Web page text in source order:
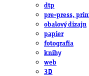
dtp
pre-press,
obalový dizajn
papier
fotografia
knihy
web
3D